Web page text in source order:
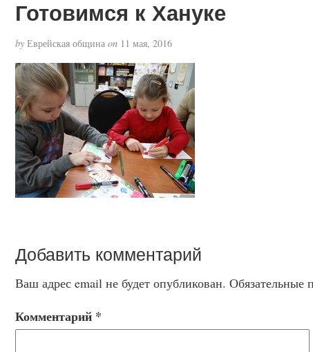
Готовимся к Хануке
byЕврейская община on11 мая, 2016
Добавить комментарий
Ваш адрес email не будет опубликован. Обязательные
Комментарий *